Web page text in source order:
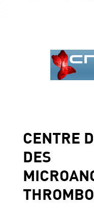
CENTRE
DES